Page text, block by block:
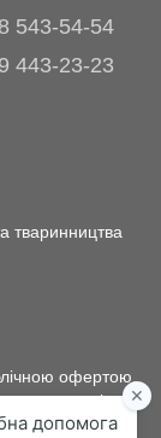
543-54-54
443-23-23
тваринництва
офертою.
можливо тільки